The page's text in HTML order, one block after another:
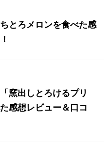
とろメロンを食べた感
窯出しとろけるプリ
感想レビュー＆口コ